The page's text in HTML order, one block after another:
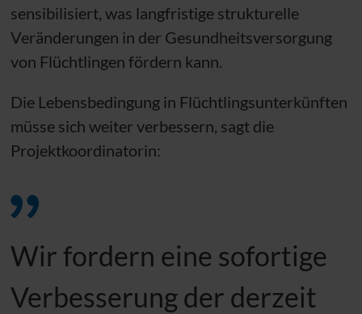
sensibilisiert, was langfristige strukturelle
Veränderungen in der Gesundheitsversorgung
von Flüchtlingen fördern kann.
Die Lebensbedingung in Flüchtlingsunterkünften
müsse sich weiter verbessern, sagt die
Projektkoordinatorin:
Wir fordern eine sofortige
Verbesserung der derzeit